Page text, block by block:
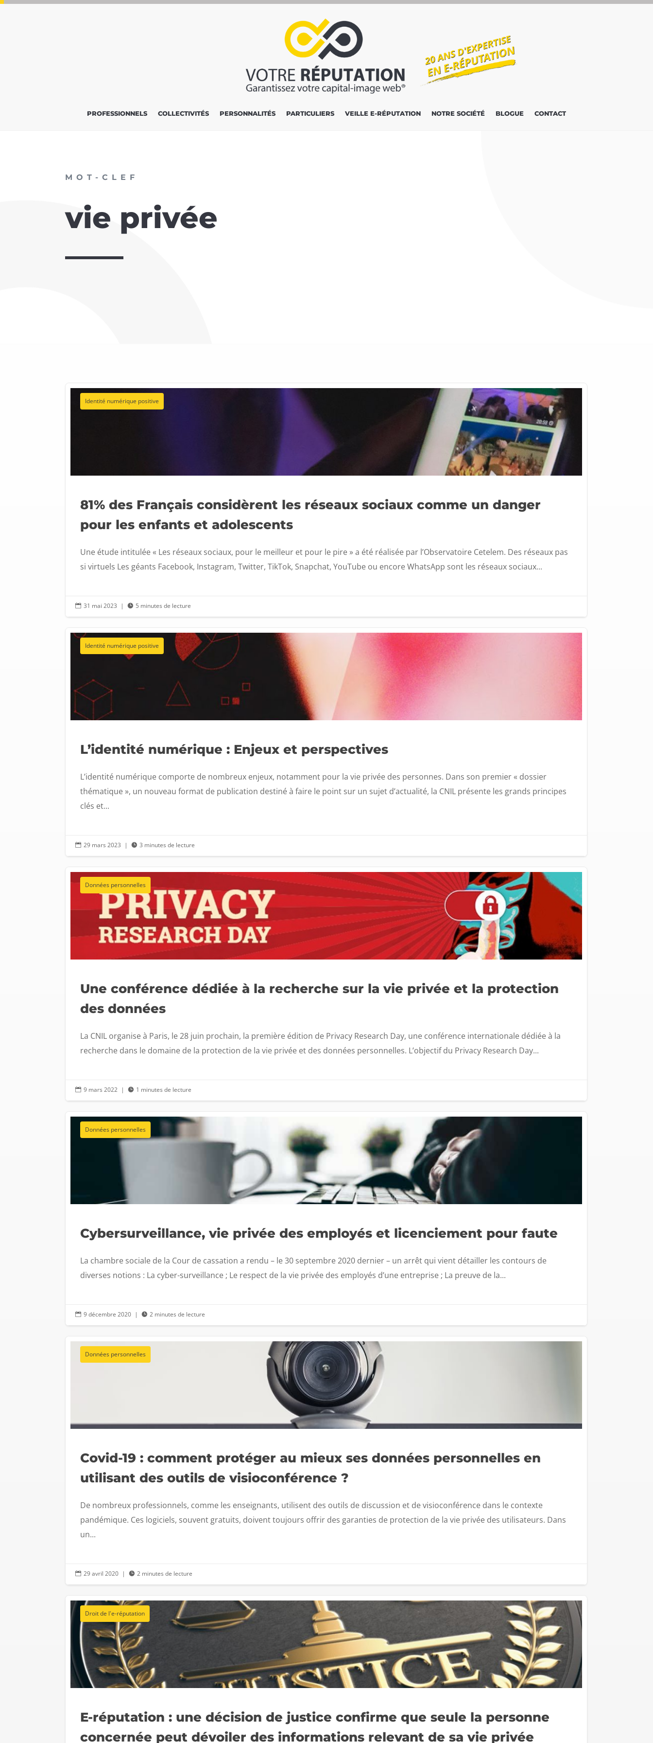
PROFESSIONNELS COLLECTIVITÉS PERSONNALITÉS PARTICULIERS VEILLE E-RÉPUTATION NOTRE SOCIÉTÉ BLOGUE CONTACT
MOT-CLEF
vie privée
Identité numérique positive
81% des Français considèrent les réseaux sociaux comme un danger
pour les enfants et adolescents
Une étude intitulée « Les réseaux sociaux, pour le meilleur et pour le pire » a été réalisée par l’Observatoire Cetelem. Des réseaux pas
si virtuels Les géants Facebook, Instagram, Twitter, TikTok, Snapchat, YouTube ou encore WhatsApp sont les réseaux sociaux...
 31 mai 2023 |  5 minutes de lecture
Identité numérique positive
L’identité numérique : Enjeux et perspectives
L’identité numérique comporte de nombreux enjeux, notamment pour la vie privée des personnes. Dans son premier « dossier
thématique », un nouveau format de publication destiné à faire le point sur un sujet d’actualité, la CNIL présente les grands principes
clés et...
 29 mars 2023 |  3 minutes de lecture
Données personnelles
Une conférence dédiée à la recherche sur la vie privée et la protection
des données
La CNIL organise à Paris, le 28 juin prochain, la première édition de Privacy Research Day, une conférence internationale dédiée à la
recherche dans le domaine de la protection de la vie privée et des données personnelles. L’objectif du Privacy Research Day...
 9 mars 2022 |  1 minutes de lecture
Données personnelles
Cybersurveillance, vie privée des employés et licenciement pour faute
La chambre sociale de la Cour de cassation a rendu – le 30 septembre 2020 dernier – un arrêt qui vient détailler les contours de
diverses notions : La cyber-surveillance ; Le respect de la vie privée des employés d’une entreprise ; La preuve de la...
 9 décembre 2020 |  2 minutes de lecture
Données personnelles
Covid-19 : comment protéger au mieux ses données personnelles en
utilisant des outils de visioconférence ?
De nombreux professionnels, comme les enseignants, utilisent des outils de discussion et de visioconférence dans le contexte
pandémique. Ces logiciels, souvent gratuits, doivent toujours offrir des garanties de protection de la vie privée des utilisateurs. Dans
un...
 29 avril 2020 |  2 minutes de lecture
Droit de l'e-réputation
E-réputation : une décision de justice confirme que seule la personne
concernée peut dévoiler des informations relevant de sa vie privée